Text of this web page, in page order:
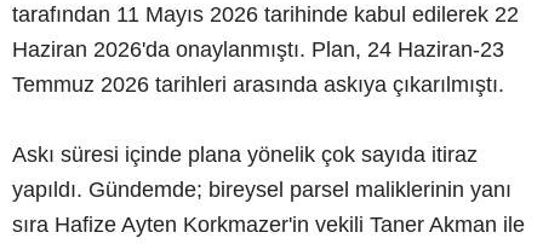
tarafından 11 Mayıs 2026 tarihinde kabul edilerek 22
Haziran 2026'da onaylanmıştı. Plan, 24 Haziran-23
Temmuz 2026 tarihleri arasında askıya çıkarılmıştı.
Askı süresi içinde plana yönelik çok sayıda itiraz
yapıldı. Gündemde; bireysel parsel maliklerinin yanı
sıra Hafize Ayten Korkmazer'in vekili Taner Akman ile